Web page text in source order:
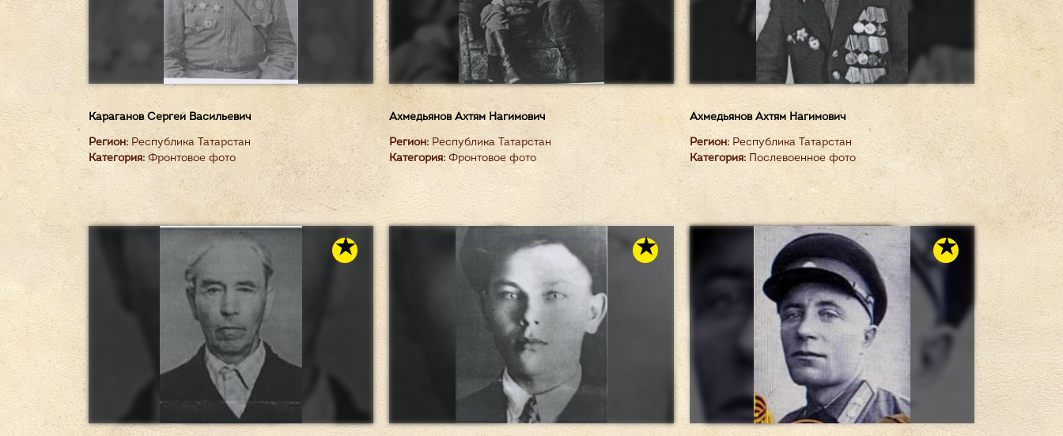
Караганов Сергей Васильевич
Регион:Республика Татарстан
Категория: Фронтовое фото
Ахмедьянов Ахтям Нагимович
Регион:Республика Татарстан
Категория:Фронтовое фото
Ахмедьянов Ахтям Нагимович
Регион:Республика Татарстан
Категория:Послевоенное фото